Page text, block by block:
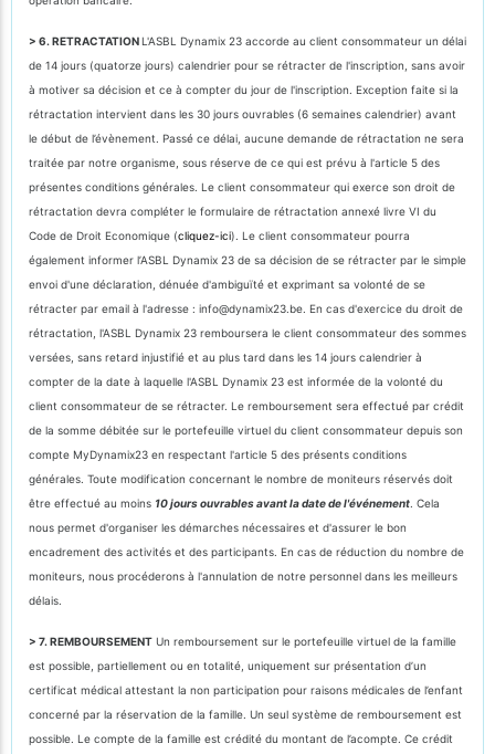
> 6. RETRACTATIONL'ASBL Dynamix 23 accorde au client consommateur un délai
de 14 jours (quatorze jours) calendrier pour se rétracter de l'inscription, sans avoir
à motiver sa décision et ce à compter du jour de l'inscription. Exception faite si la
rétractation intervient dans les 30 jours ouvrables (6 semaines calendrier) avant
le début de l’évènement. Passé ce délai, aucune demande de rétractation ne sera
traitée par notre organisme, sous réserve de ce qui est prévu à l'article 5 des
présentes conditions générales. Le client consommateur qui exerce son droit de
rétractation devra compléter le formulaire de rétractation annexé livre VI du
Code de Droit Economique (cliquez-ici). Le client consommateur pourra
également informer l’ASBL Dynamix 23 de sa décision de se rétracter par le simple
envoi d'une déclaration, dénuée d'ambiguïté et exprimant sa volonté de se
rétracter par email à l'adresse : info@dynamix23.be. En cas d'exercice du droit de
rétractation, l'ASBL Dynamix 23 remboursera le client consommateur des sommes
versées, sans retard injustifié et au plus tard dans les 14 jours calendrier à
compter de la date à laquelle l'ASBL Dynamix 23 est informée de la volonté du
client consommateur de se rétracter. Le remboursement sera effectué par crédit
de la somme débitée sur le portefeuille virtuel du client consommateur depuis son
compte MyDynamix23 en respectant l'article 5 des présents conditions
générales. Toute modification concernant le nombre de moniteurs réservés doit
être effectué au moins 10 jours ouvrables avant la date de l'événement . Cela
nous permet d'organiser les démarches nécessaires et d'assurer le bon
encadrement des activités et des participants. En cas de réduction du nombre de
moniteurs, nous procéderons à l'annulation de notre personnel dans les meilleurs
délais.
> 7. REMBOURSEMENT Un remboursement sur le portefeuille virtuel de la famille
est possible, partiellement ou en totalité, uniquement sur présentation d’un
certificat médical attestant la non participation pour raisons médicales de l’enfant
concerné par la réservation de la famille. Un seul système de remboursement est
possible. Le compte de la famille est crédité du montant de l’acompte. Ce crédit